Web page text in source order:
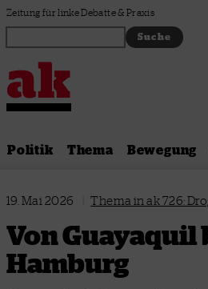
Zum Inhalt springen
Zeitung für linke Debatte & Praxis
Politik Thema Bewegung
19. Mai 2026 Thema in ak 726:
Von Guayaquil
Hamburg